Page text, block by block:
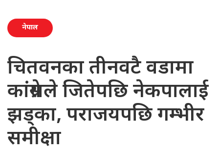
नेपाल
चितवनका तीनवटै वडामा
कांग्रेसले जितेपछि नेकपालाई
झड्का, पराजयपछि गम्भीर
समीक्षा